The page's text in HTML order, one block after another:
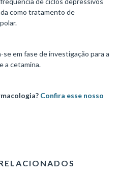
como tratamento de
em fase de investigação para a
a cetamina.
Confira esse nosso